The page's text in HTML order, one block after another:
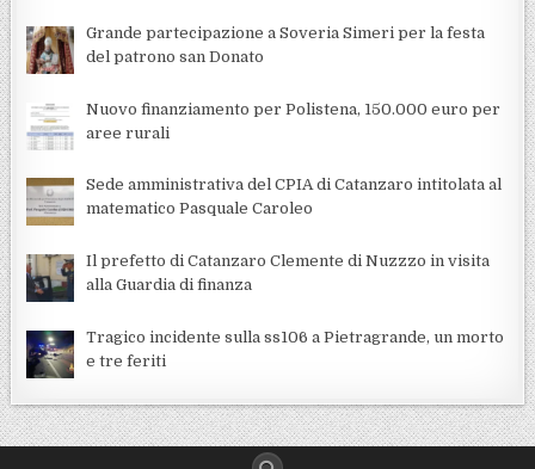
Grande partecipazione a Soveria Simeri per la festa
del patrono san Donato
Nuovo finanziamento per Polistena, 150.000 euro per
aree rurali
Sede amministrativa del CPIA di Catanzaro intitolata al
matematico Pasquale Caroleo
Il prefetto di Catanzaro Clemente di Nuzzzo in visita
alla Guardia di finanza
Tragico incidente sulla ss106 a Pietragrande, un morto
e tre feriti